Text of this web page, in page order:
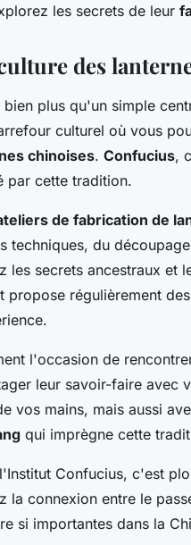
les secrets de leur
des
bien plus qu'un simple
culturel où vous
chinoises. Confucius,
par cette tradition.
de fabrication de
techniques, du
les secrets ancestraux et
propose régulièrement
l'occasion de
leur savoir-faire avec
vos mains, mais aussi
qui imprègne cette
Confucius, c'est
la connexion entre le
si importantes dans la